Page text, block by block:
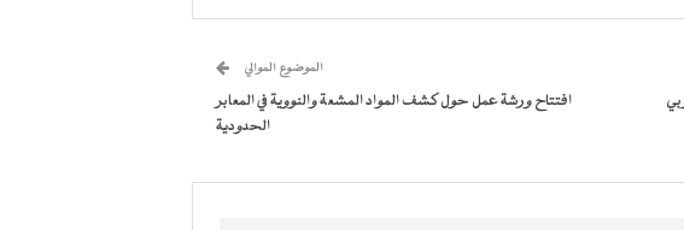
الموضوع الموالي
افتتاح ورشة عمل حول كشف المواد المشعة والنووية في المعابر
الحدودية